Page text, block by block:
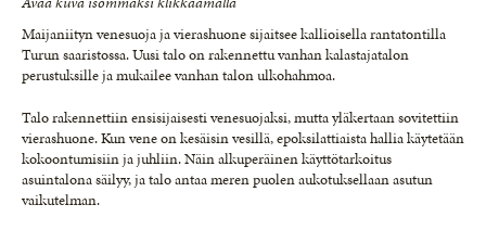
Maijaniityn venesuoja ja vierashuone sijaitsee kallioisella rantatontilla
Turun saaristossa. Uusi talo on rakennettu vanhan kalastajatalon
perustuksille ja mukailee vanhan talon ulkohahmoa.
Talo rakennettiin ensisijaisesti venesuojaksi, mutta yläkertaan sovitettiin
vierashuone. Kun vene on kesäisin vesillä, epoksilattiaista hallia käytetään
kokoontumisiin ja juhliin. Näin alkuperäinen käyttötarkoitus
asuintalona säilyy, ja talo antaa meren puolen aukotuksellaan asutun
vaikutelman.